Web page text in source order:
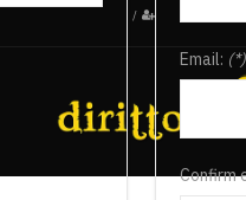
/
Email: (*)
Confirm